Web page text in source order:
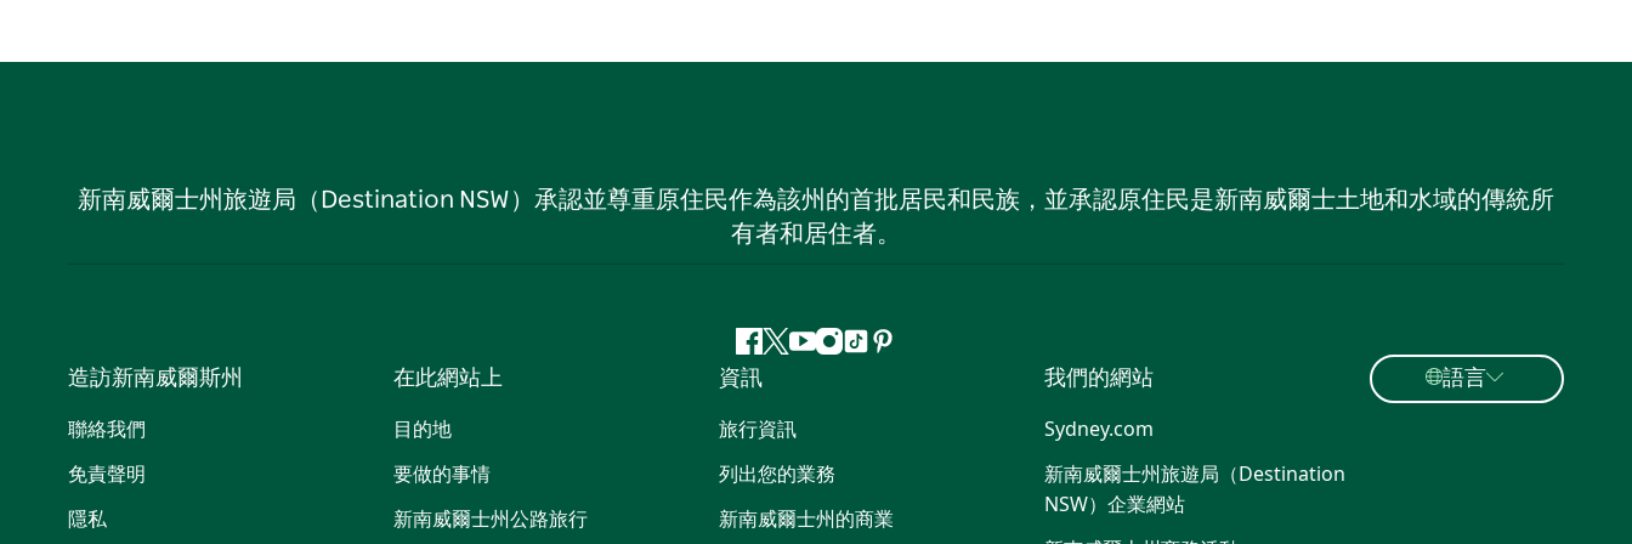
新南威爾士州旅遊局（Destination NSW）承認並尊重原住民作為該州的首批居民和民族，並承認原住民是新南威爾士土地和水域的傳統所
有者和居住者。
Facebook
嘰
喳
喳
Youtube
Instagram
抖 Pinterest
造訪新南威爾斯州
聯絡我們
免責聲明
隱私
在此網站上
目的地
要做的事情
新南威爾士州公路旅行
資訊
旅行資訊
列出您的業務
新南威爾士州的商業
我們的網站
Sydney.com
新南威爾士州旅遊局（Destination
NSW）企業網站
語言